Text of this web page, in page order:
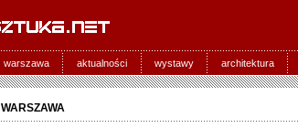
warszawa aktualności wystawy architektura
WARSZAWA